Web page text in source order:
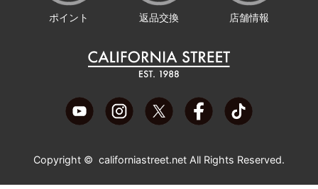
ポイント 返品交換 店舗情報
Copyright © californiastreet.net All Rights Reserved.